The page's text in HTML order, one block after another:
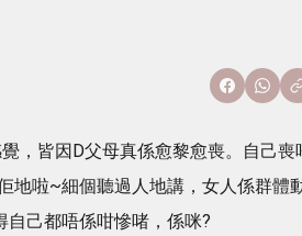
，皆因D父母真係愈黎愈喪。自己喪
地啦~細個聽過人地講，女人係群體
己都唔係咁慘啫，係咪?